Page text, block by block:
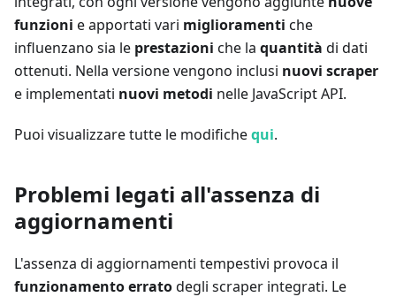
funzioni e apportati vari miglioramenti che
influenzano sia le prestazioni che la quantità di dati
ottenuti. Nella versione vengono inclusi nuovi scraper
e implementati nuovi metodi nelle JavaScript API.
Puoi visualizzare tutte le modifichequi.
Problemi legati all'assenza di
aggiornamenti
L'assenza di aggiornamenti tempestivi provoca il
funzionamento erratodegli scraper integrati. Le